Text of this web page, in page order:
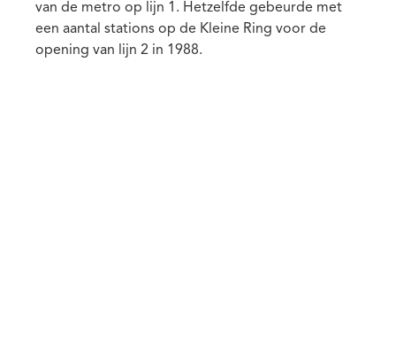
van de metro op lijn 1. Hetzelfde gebeurde met
een aantal stations op de Kleine Ring voor de
opening van lijn 2 in 1988.